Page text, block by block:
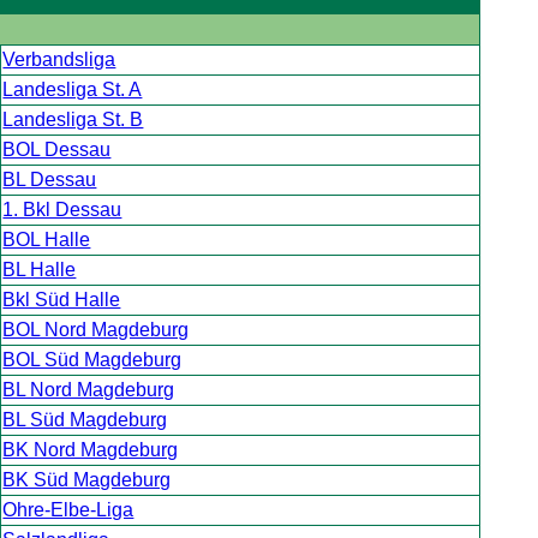
Verbandsliga
Landesliga St. A
Landesliga St. B
BOL Dessau
BL Dessau
1. Bkl Dessau
BOL Halle
BL Halle
Bkl Süd Halle
BOL Nord Magdeburg
BOL Süd Magdeburg
BL Nord Magdeburg
BL Süd Magdeburg
BK Nord Magdeburg
BK Süd Magdeburg
Ohre-Elbe-Liga